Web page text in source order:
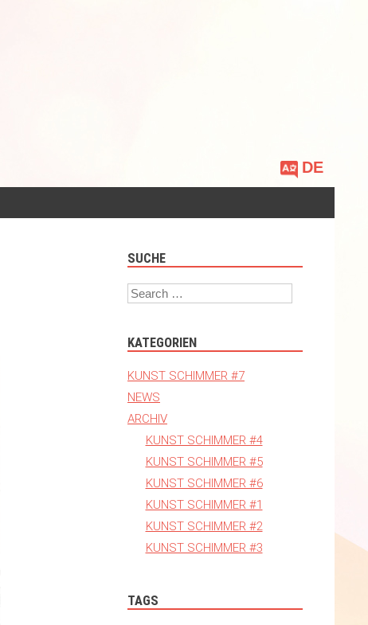
Sprache
auswählen
SUCHE
Search
KATEGORIEN
KUNST SCHIMMER #7
NEWS
ARCHIV
KUNST SCHIMMER #4
KUNST SCHIMMER #5
KUNST SCHIMMER #6
KUNST SCHIMMER #1
KUNST SCHIMMER #2
KUNST SCHIMMER #3
TAGS